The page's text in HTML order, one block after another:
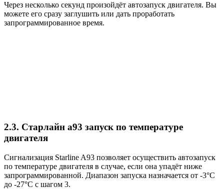
Через несколько секунд произойдёт автозапуск двигателя. Вы
можете его сразу заглушить или дать проработать
запрограммированное время.
2.3. Старлайн а93 запуск по температуре
двигателя
Сигнализация Starline A93 позволяет осуществить автозапуск
по температуре двигателя в случае, если она упадёт ниже
запрограммированной. Диапазон запуска назначается от -3°С
до -27°С с шагом 3.